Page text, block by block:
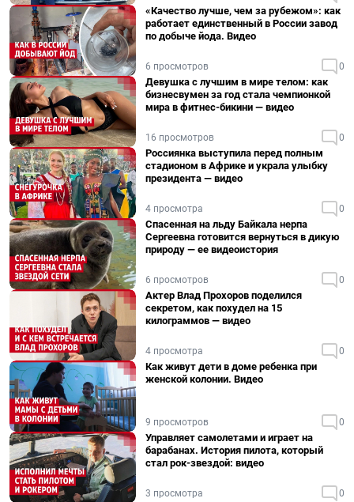
«Качество лучше, чем за рубежом»: как
работает единственный в России завод
по добыче йода. Видео
6 просмотров 0
Девушка с лучшим в мире телом: как
бизнесвумен за год стала чемпионкой
мира в фитнес-бикини — видео
16 просмотров 0
Россиянка выступила перед полным
стадионом в Африке и украла улыбку
президента — видео
4 просмотра 0
Спасенная на льду Байкала нерпа
Сергеевна готовится вернуться в дикую
природу — ее видеоистория
6 просмотров 0
Актер Влад Прохоров поделился
секретом, как похудел на 15
килограммов — видео
4 просмотра 0
Как живут дети в доме ребенка при
женской колонии. Видео
9 просмотров 0
Управляет самолетами и играет на
барабанах. История пилота, который
стал рок-звездой: видео
3 просмотра 0